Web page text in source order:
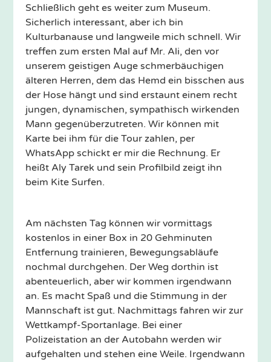
Schließlich geht es weiter zum Museum.
Sicherlich interessant, aber ich bin
Kulturbanause und langweile mich schnell. Wir
treffen zum ersten Mal auf Mr. Ali, den vor
unserem geistigen Auge schmerbäuchigen
älteren Herren, dem das Hemd ein bisschen aus
der Hose hängt und sind erstaunt einem recht
jungen, dynamischen, sympathisch wirkenden
Mann gegenüberzutreten. Wir können mit
Karte bei ihm für die Tour zahlen, per
WhatsApp schickt er mir die Rechnung. Er
heißt Aly Tarek und sein Profilbild zeigt ihn
beim Kite Surfen.
Am nächsten Tag können wir vormittags
kostenlos in einer Box in 20 Gehminuten
Entfernung trainieren, Bewegungsabläufe
nochmal durchgehen. Der Weg dorthin ist
abenteuerlich, aber wir kommen irgendwann
an. Es macht Spaß und die Stimmung in der
Mannschaft ist gut. Nachmittags fahren wir zur
Wettkampf-Sportanlage. Bei einer
Polizeistation an der Autobahn werden wir
aufgehalten und stehen eine Weile. Irgendwann